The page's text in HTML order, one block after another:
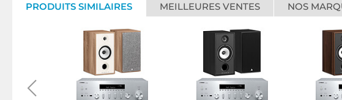
PRODUITS SIMILAIRES MEILLEURES VENTES NOS